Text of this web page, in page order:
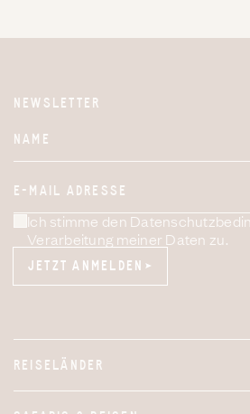
NEWSLETTER
NAME
E-MAIL ADRESSE
Ich stimme den
Verarbeitung meiner Daten zu.
JETZT ANMELDEN
JETZT ANMELDEN
REISELÄNDER